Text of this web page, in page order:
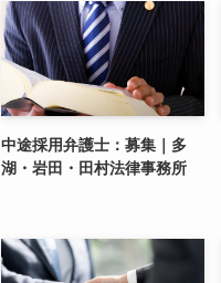
中途採用弁護士：募集｜多
湖・岩田・田村法律事務所